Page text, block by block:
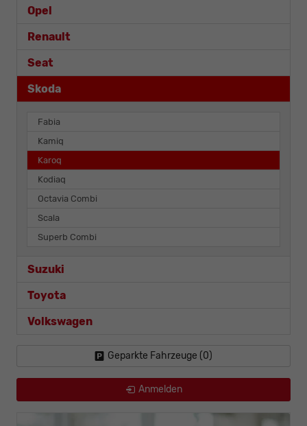
Opel
Renault
Seat
Skoda
Fabia
Kamiq
Karoq
Kodiaq
Octavia Combi
Scala
Superb Combi
Suzuki
Toyota
Volkswagen
Geparkte Fahrzeuge (0)
Anmelden